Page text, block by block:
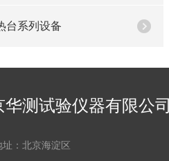
台系列设备
华测试验仪器有限公司
址：北京海淀区